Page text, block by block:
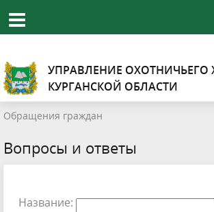
УПРАВЛЕНИЕ ОХОТНИЧЬЕГО
КУРГАНСКОЙ ОБЛАСТИ
Обращения граждан
Вопросы и ответы
Название: